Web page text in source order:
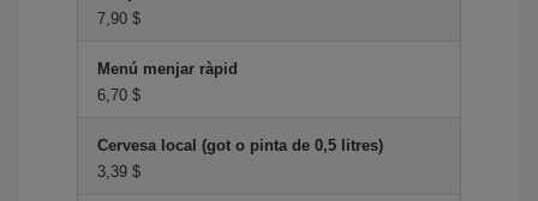
7,90 $
Menú menjar ràpid
6,70 $
Cervesa local (got o pinta de 0,5 litres)
3,39 $